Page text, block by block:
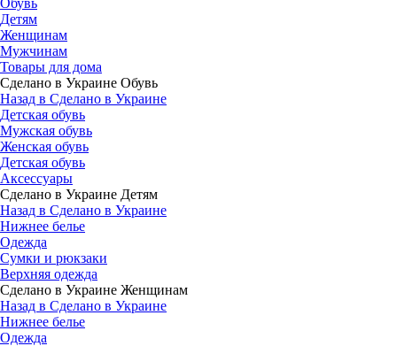
Обувь
Детям
Женщинам
Мужчинам
Товары для дома
Сделано в Украине Обувь
Назад в Сделано в Украине
Детская обувь
Мужская обувь
Женская обувь
Детская обувь
Аксессуары
Сделано в Украине Детям
Назад в Сделано в Украине
Нижнее белье
Одежда
Сумки и рюкзаки
Верхняя одежда
Сделано в Украине Женщинам
Назад в Сделано в Украине
Нижнее белье
Одежда